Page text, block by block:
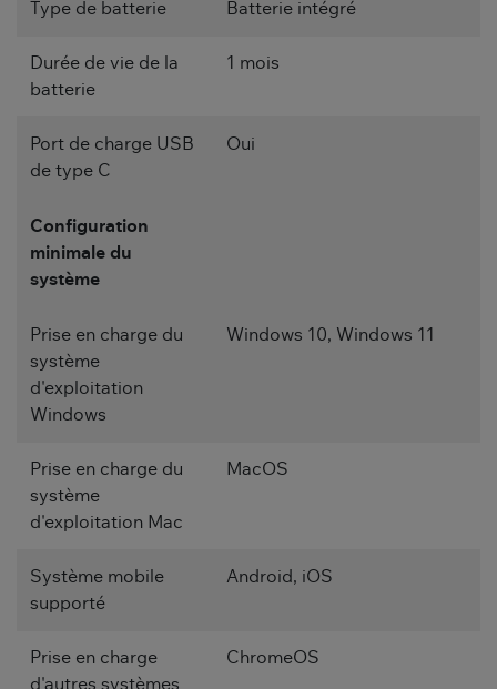
Type de batterie Batterie intégré
Durée de vie de la
batterie
1 mois
Port de charge USB
de type C
Oui
Configuration
minimale du
système
Prise en charge du
système
d'exploitation
Windows
Windows 10, Windows 11
Prise en charge du
système
d'exploitation Mac
MacOS
Système mobile
supporté
Android, iOS
Prise en charge
d'autres systèmes
ChromeOS